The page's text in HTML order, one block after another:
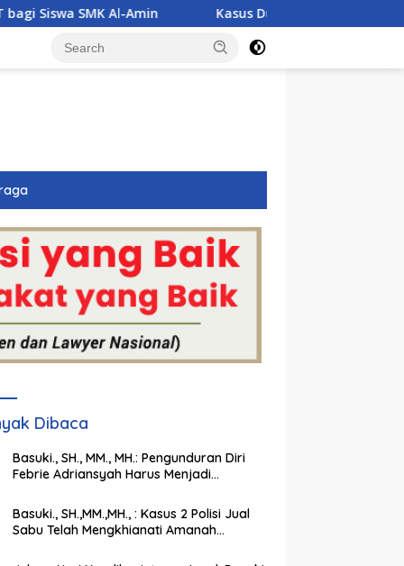
Kasus Dugaan Narkoba Jerat Tiga Polisi di
Dibaca
Basuki., SH., MM., MH.: Pengunduran Diri
Febrie Adriansyah Harus Menjadi
Penegakan Hukum
Basuki., SH.,MM.,MH., : Kasus 2 Polisi Jual
Sabu Telah Mengkhianati Amanah